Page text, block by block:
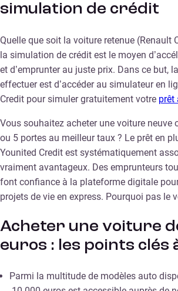
simulation de crédit
Quelle que soit la voiture retenue (Renault
la simulation de crédit est le moyen
et d’emprunter au juste prix. Dans ce but,
effectuer est d’accéder au simulateur en
Credit pour simuler gratuitement votre prêt
Vous souhaitez acheter une voiture neuve
ou 5 portes au meilleur taux ? Le prêt en
Younited Credit est systématiquement
vraiment avantageux. Des emprunteurs
font confiance à la plateforme digitale
projets de vie en express. Pourquoi pas le
Acheter une voiture
euros : les points clés
Parmi la multitude de modèles auto